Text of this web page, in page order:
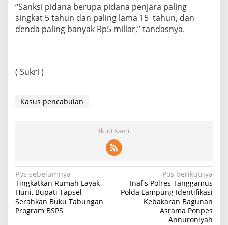
“Sanksi pidana berupa pidana penjara paling
singkat 5 tahun dan paling lama 15 tahun, dan
denda paling banyak Rp5 miliar,” tandasnya.
( Sukri )
Kasus pencabulan
Ikuti Kami
Navigasi
pos
Pos sebelumnya
Tingkatkan Rumah Layak
Huni, Bupati Tapsel
Serahkan Buku Tabungan
Program BSPS
Pos berikutnya
Inafis Polres Tanggamus
Polda Lampung Identifikasi
Kebakaran Bagunan
Asrama Ponpes
Annuroniyah